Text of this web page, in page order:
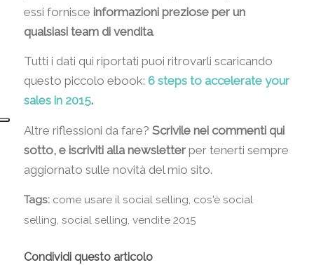
essi fornisce informazioni preziose per un
qualsiasi team di vendita.
Tutti i dati qui riportati puoi ritrovarli scaricando
questo piccolo ebook: 6 steps to accelerate your
sales in 2015.
Altre riflessioni da fare? Scrivile nei commenti qui
sotto, e iscriviti alla newsletterper tenerti sempre
aggiornato sulle novità del mio sito.
Tags: come usare il social selling, cos'è social
selling, social selling, vendite 2015
Condividi questo articolo